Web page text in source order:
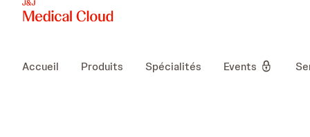
Accueil Produits Spécialités Events